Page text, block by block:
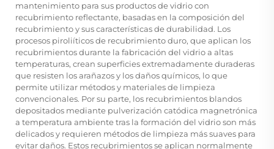
mantenimiento para sus productos de vidrio con
recubrimiento reflectante, basadas en la composición del
recubrimiento y sus características de durabilidad. Los
procesos piroliíticos de recubrimiento duro, que aplican los
recubrimientos durante la fabricación del vidrio a altas
temperaturas, crean superficies extremadamente duraderas
que resisten los arañazos y los daños químicos, lo que
permite utilizar métodos y materiales de limpieza
convencionales. Por su parte, los recubrimientos blandos
depositados mediante pulverización catódica magnetrónica
a temperatura ambiente tras la formación del vidrio son más
delicados y requieren métodos de limpieza más suaves para
evitar daños. Estos recubrimientos se aplican normalmente